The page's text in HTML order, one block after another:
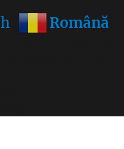
was called
Română